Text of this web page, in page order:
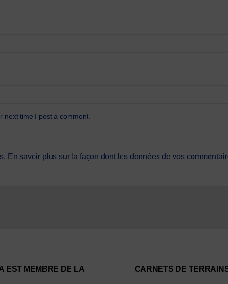
next time I post a comment.
En savoir plus sur la façon dont les données de vos
EST MEMBRE DE LA CARNETS DE